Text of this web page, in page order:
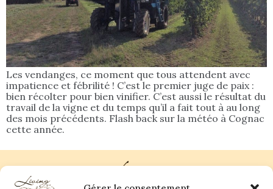
Les vendanges, ce moment que tous attendent avec
impatience et fébrilité ! C’est le premier juge de paix :
bien récolter pour bien vinifier. C’est aussi le résultat du
travail de la vigne et du temps qu’il a fait tout à au long
des mois précédents. Flash back sur la météo à Cognac
cette année.